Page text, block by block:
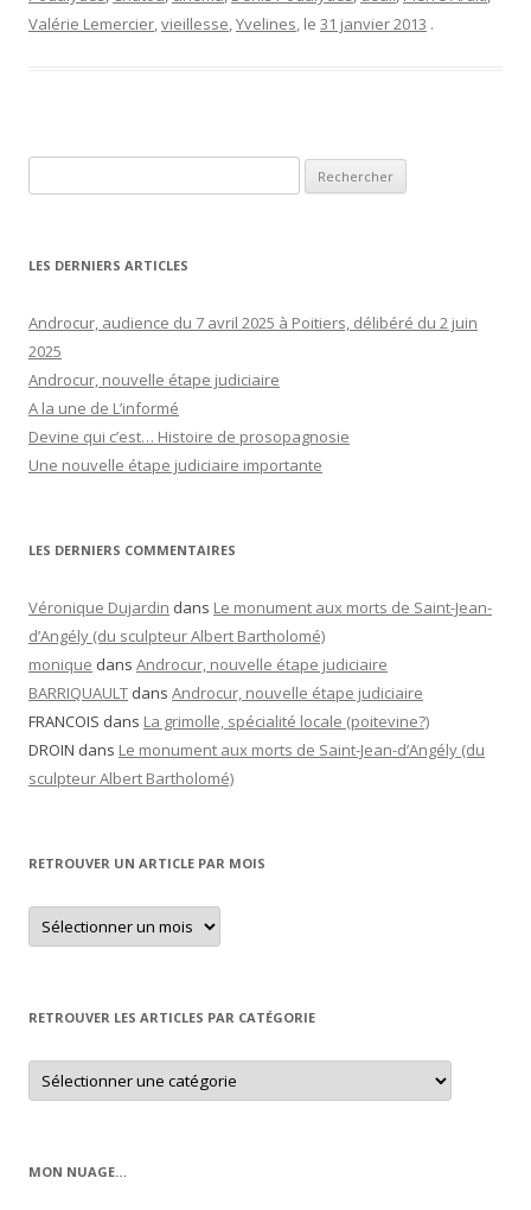
Valérie Lemercier,vieillesse,Yvelines, le 31 janvier 2013 .
LES DERNIERS ARTICLES
Androcur, audience du 7 avril 2025 à Poitiers, délibéré du 2 juin
2025
Androcur, nouvelle étape judiciaire
A la une de L’informé
Devine qui c’est… Histoire de prosopagnosie
Une nouvelle étape judiciaire importante
LES DERNIERS COMMENTAIRES
Véronique Dujardin dans Le monument aux morts de Saint-Jean-
d’Angély (du sculpteur Albert Bartholomé)
monique dans Androcur, nouvelle étape judiciaire
BARRIQUAULT dans Androcur, nouvelle étape judiciaire
FRANCOIS dans La grimolle, spécialité locale (poitevine?)
DROIN dans Le monument aux morts de Saint-Jean-d’Angély (du
sculpteur Albert Bartholomé)
RETROUVER UN ARTICLE PAR MOIS
Retrouver
un
article
RETROUVER LES ARTICLES PAR CATÉGORIE
Retrouver
les
articles
MON NUAGE…